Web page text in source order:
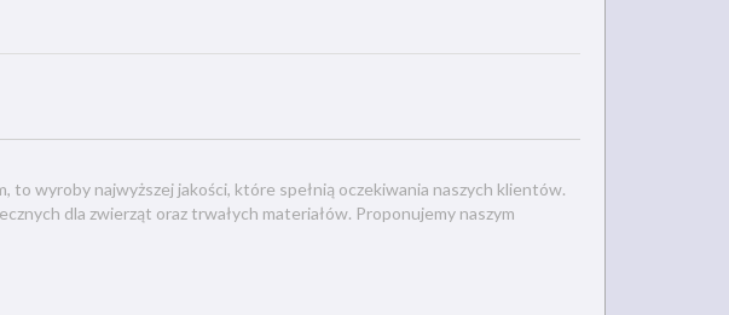
wyroby najwyższej jakości, które spełnią oczekiwania naszych klientów.
dla zwierząt oraz trwałych materiałów. Proponujemy naszym